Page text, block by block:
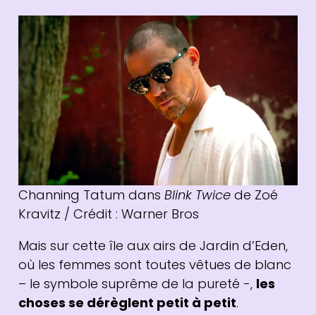
Channing Tatum dans Blink Twice de Zoé
Kravitz / Crédit : Warner Bros
Mais sur cette île aux airs de Jardin d’Eden,
où les femmes sont toutes vêtues de blanc
– le symbole suprême de la pureté -, les
choses se dérèglent petit à petit.